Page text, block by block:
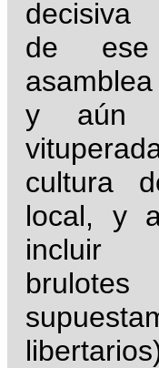
decisiva
de
y aún
cultura
local, y
incluir
brulotes